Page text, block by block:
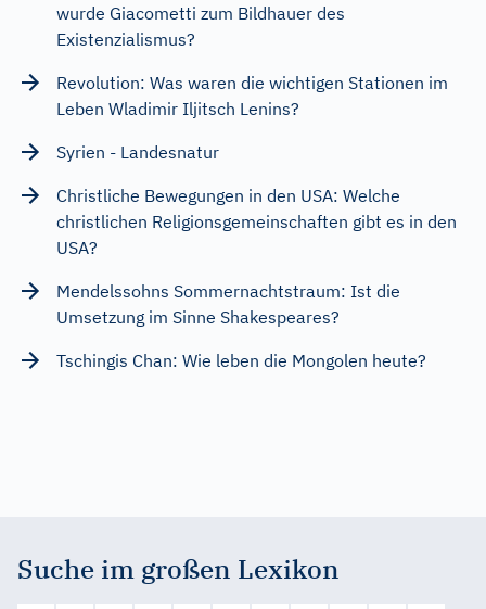
wurde Giacometti zum Bildhauer des
Existenzialismus?
Revolution: Was waren die wichtigen Stationen im
Leben Wladimir Iljitsch Lenins?
Syrien - Landesnatur
Christliche Bewegungen in den USA: Welche
christlichen Religionsgemeinschaften gibt es in den
USA?
Mendelssohns Sommernachtstraum: Ist die
Umsetzung im Sinne Shakespeares?
Tschingis Chan: Wie leben die Mongolen heute?
Suche im großen Lexikon